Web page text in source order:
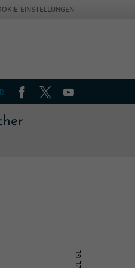
FACEBOOKTWITTERYOUTUBE
EINSTELLUNGEN